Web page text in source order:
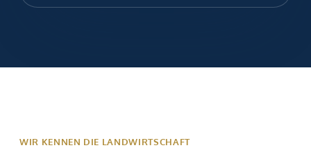
WIR KENNEN DIE LANDWIRTSCHAFT